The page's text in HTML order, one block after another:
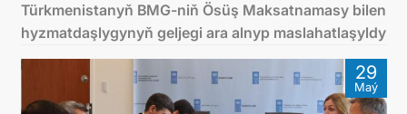
TÜRKMENISTAN
KONSULLYK HYZMATLARY
Türkmenistanyň BMG-niň Ösüş Maksatnamasy bilen
hyzmatdaşlygynyň geljegi ara alnyp maslahatlaşyldy
29
Maý